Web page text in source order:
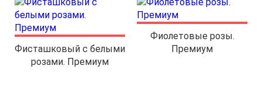
Фисташковый с белыми
розами. Премиум
Фиолетовые розы.
Премиум